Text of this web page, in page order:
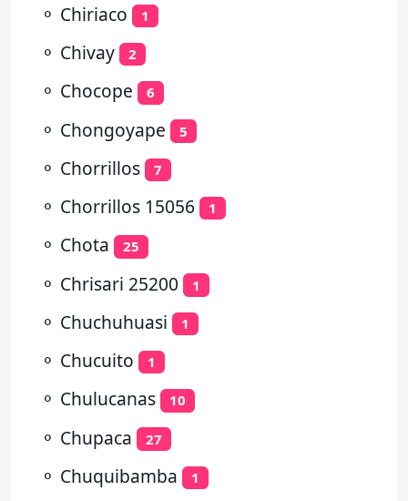
⚬ Chiriaco 1
⚬ Chivay 2
⚬ Chocope 6
⚬ Chongoyape 5
⚬ Chorrillos 7
⚬ Chorrillos 15056 1
⚬ Chota 25
⚬ Chrisari 25200 1
⚬ Chuchuhuasi 1
⚬ Chucuito 1
⚬ Chulucanas 10
⚬ Chupaca 27
⚬ Chuquibamba 1